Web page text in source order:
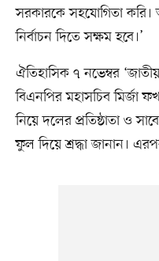
সরকারকে সহযোগিতা
নির্বাচন দিতে সক্ষম হবে।’
ঐতিহাসিক ৭ নভেম্বর
বিএনপির মহাসচিব মির্জা
নিয়ে দলের প্রতিষ্ঠাতা ও
ফুল দিয়ে শ্রদ্ধা জানান।